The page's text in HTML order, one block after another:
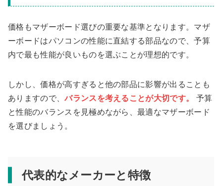
価格もマザーボード選びの重要な基準となります。マザ
ーボードはパソコンの性能に直結する部品なので、予算
内で最も性能が良いものを選ぶことが理想的です。
しかし、価格が高すぎると他の部品に影響が出ることも
ありますので、バランスを考えることが大切です。
予算
と性能のバランスを見極めながら、最適なマザーボード
を選びましょう。
代表的なメーカーと特徴